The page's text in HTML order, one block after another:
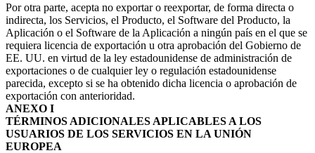
Por otra parte, acepta no exportar o reexportar, de forma directa o
indirecta, los Servicios, el Producto, el Software del Producto, la
Aplicación o el Software de la Aplicación a ningún país en el que se
requiera licencia de exportación u otra aprobación del Gobierno de
EE. UU. en virtud de la ley estadounidense de administración de
exportaciones o de cualquier ley o regulación estadounidense
parecida, excepto si se ha obtenido dicha licencia o aprobación de
exportación con anterioridad.
ANEXO I
TÉRMINOS ADICIONALES APLICABLES A LOS
USUARIOS DE LOS SERVICIOS EN LA UNIÓN
EUROPEA